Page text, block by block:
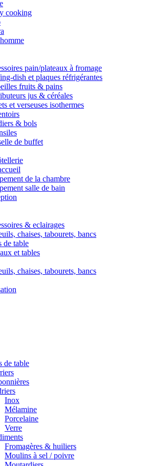
cooking
pain/plateaux à fromage
dish et plaques réfrigérantes
fruits & pains
jus & céréales
et verseuses isothermes
& bols
de buffet
de la chambre
salle de bain
& eclairages
chaises, tabourets, bancs
de table
et tables
chaises, tabourets, bancs
de table
Inox
Mélamine
Porcelaine
Verre
Fromagères & huiliers
Moulins à sel / poivre